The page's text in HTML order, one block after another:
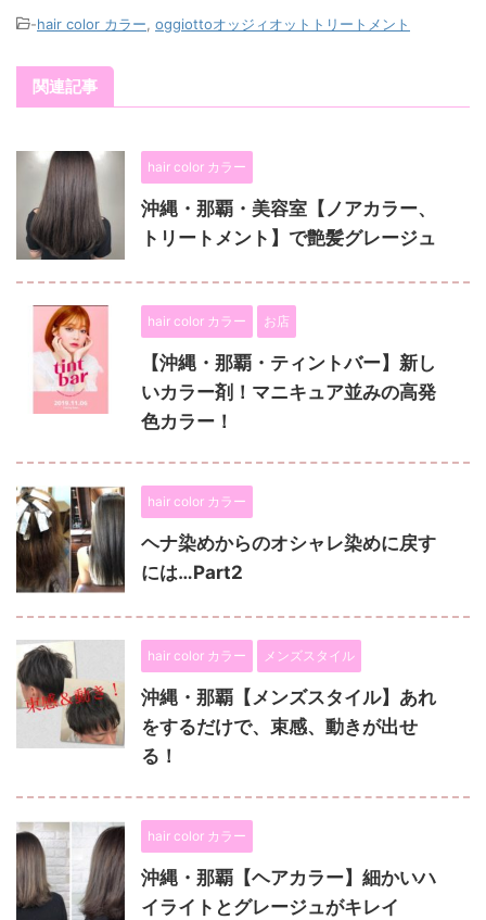
-hair color カラー oggiottoオッジィオットトリートメント
関連記事
hair color カラー
沖縄・那覇・美容室【ノアカラー、
トリートメント】で艶髪グレージュ
hair color カラー お店
【沖縄・那覇・ティントバー】新し
いカラー剤！マニキュア並みの高発
色カラー！
hair color カラー
ヘナ染めからのオシャレ染めに戻す
には…Part2
hair color カラー メンズスタイル
沖縄・那覇【メンズスタイル】あれ
をするだけで、束感、動きが出せ
る！
hair color カラー
沖縄・那覇【ヘアカラー】細かいハ
イライトとグレージュがキレイ